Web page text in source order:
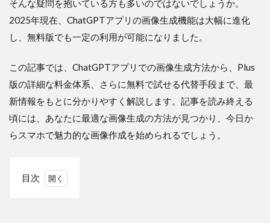
そんな疑問を抱いている方も多いのではないでしょうか。
2025年現在、ChatGPTアプリの画像生成機能は大幅に進化
し、無料版でも一定の利用が可能になりました。
この記事では、ChatGPTアプリでの画像生成方法から、Plus
版の詳細な料金体系、さらに無料で試せる代替手段まで、最
新情報をもとに分かりやすく解説します。記事を読み終える
頃には、あなたに最適な画像生成の方法が見つかり、今日か
らスマホで魅力的な画像作成を始められるでしょう。
目次